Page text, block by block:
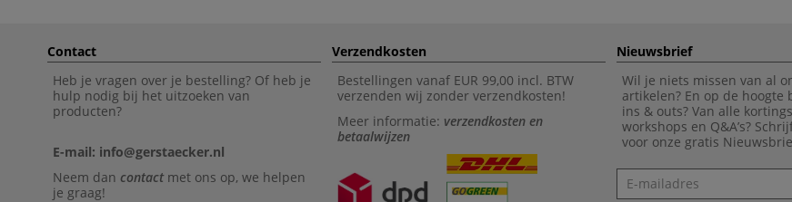
Contact
Heb je vragen over je bestelling? Of heb je
hulp nodig bij het uitzoeken van
producten?
E-mail: info@gerstaecker.nl
Neem dan contactmet ons op, we helpen
je graag!
Verzendkosten
Bestellingen vanaf EUR 99,00 incl. BTW
verzenden wij zonder verzendkosten!
Meer informatie: verzendkosten en
betaalwijzen
Nieuwsbrief
Wil je niets missen van al
artikelen? En op de hoogte
ins & outs? Van alle
workshops en Q&A’s?
voor onze gratis
Nieuwsbrief